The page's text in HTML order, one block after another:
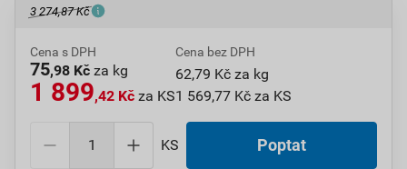
3 274,87 Kč
Cena s DPH
75,98 Kč za kg
1 899,42 Kč za KS
Cena bez DPH
62,79 Kč za kg
1 569,77 Kč za KS
KS Poptat